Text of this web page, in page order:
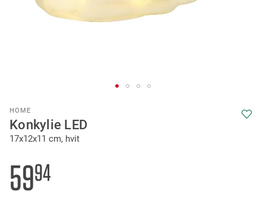
HOME
Konkylie LED
17x12x11 cm, hvit
5994
to
the
beginning
the
images
gallery